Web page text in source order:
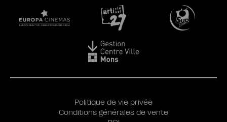
Politique de vie privée
Conditions générales de vente